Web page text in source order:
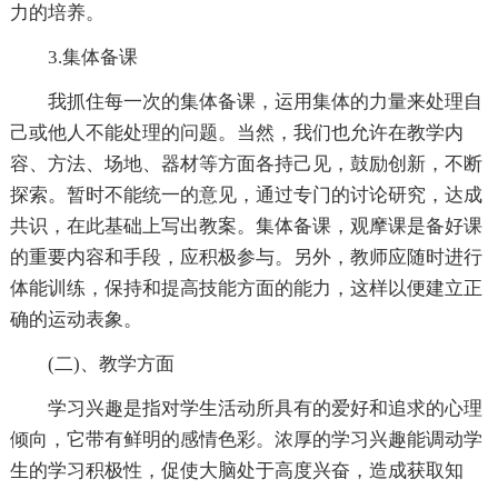
力的培养。
3.集体备课
我抓住每一次的集体备课，运用集体的力量来处理自
己或他人不能处理的问题。当然，我们也允许在教学内
容、方法、场地、器材等方面各持己见，鼓励创新，不断
探索。暂时不能统一的意见，通过专门的讨论研究，达成
共识，在此基础上写出教案。集体备课，观摩课是备好课
的重要内容和手段，应积极参与。另外，教师应随时进行
体能训练，保持和提高技能方面的能力，这样以便建立正
确的运动表象。
(二)、教学方面
学习兴趣是指对学生活动所具有的爱好和追求的心理
倾向，它带有鲜明的感情色彩。浓厚的学习兴趣能调动学
生的学习积极性，促使大脑处于高度兴奋，造成获取知